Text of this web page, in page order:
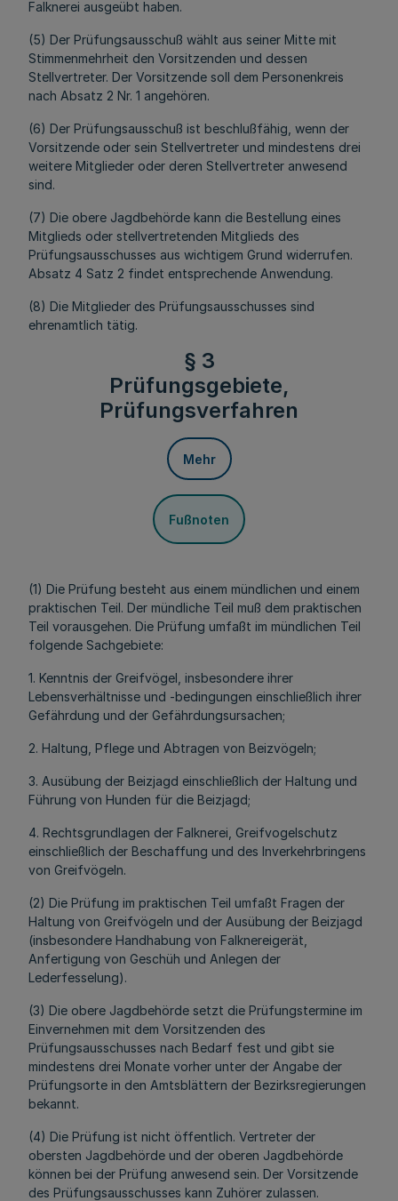
Falknerei ausgeübt haben.
(5) Der Prüfungsausschuß wählt aus seiner Mitte mit
Stimmenmehrheit den Vorsitzenden und dessen
Stellvertreter. Der Vorsitzende soll dem Personenkreis
nach Absatz 2 Nr. 1 angehören.
(6) Der Prüfungsausschuß ist beschlußfähig, wenn der
Vorsitzende oder sein Stellvertreter und mindestens drei
weitere Mitglieder oder deren Stellvertreter anwesend
sind.
(7) Die obere Jagdbehörde kann die Bestellung eines
Mitglieds oder stellvertretenden Mitglieds des
Prüfungsausschusses aus wichtigem Grund widerrufen.
Absatz 4 Satz 2 findet entsprechende Anwendung.
(8) Die Mitglieder des Prüfungsausschusses sind
ehrenamtlich tätig.
§ 3
Prüfungsgebiete,
Prüfungsverfahren
Mehr
Fußnoten
(1) Die Prüfung besteht aus einem mündlichen und einem
praktischen Teil. Der mündliche Teil muß dem praktischen
Teil vorausgehen. Die Prüfung umfaßt im mündlichen Teil
folgende Sachgebiete:
1. Kenntnis der Greifvögel, insbesondere ihrer
Lebensverhältnisse und -bedingungen einschließlich ihrer
Gefährdung und der Gefährdungsursachen;
2. Haltung, Pflege und Abtragen von Beizvögeln;
3. Ausübung der Beizjagd einschließlich der Haltung und
Führung von Hunden für die Beizjagd;
4. Rechtsgrundlagen der Falknerei, Greifvogelschutz
einschließlich der Beschaffung und des Inverkehrbringens
von Greifvögeln.
(2) Die Prüfung im praktischen Teil umfaßt Fragen der
Haltung von Greifvögeln und der Ausübung der Beizjagd
(insbesondere Handhabung von Falknereigerät,
Anfertigung von Geschüh und Anlegen der
Lederfesselung).
(3) Die obere Jagdbehörde setzt die Prüfungstermine im
Einvernehmen mit dem Vorsitzenden des
Prüfungsausschusses nach Bedarf fest und gibt sie
mindestens drei Monate vorher unter der Angabe der
Prüfungsorte in den Amtsblättern der Bezirksregierungen
bekannt.
(4) Die Prüfung ist nicht öffentlich. Vertreter der
obersten Jagdbehörde und der oberen Jagdbehörde
können bei der Prüfung anwesend sein. Der Vorsitzende
des Prüfungsausschusses kann Zuhörer zulassen.